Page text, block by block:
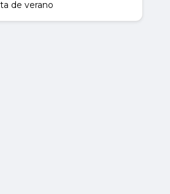
de verano